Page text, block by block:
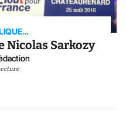
Nicolas Sarkozy